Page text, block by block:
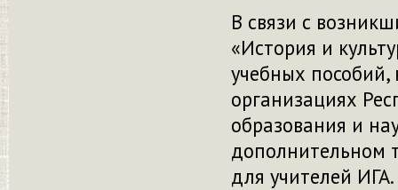
В связи с
«История и
учебных пособий,
организациях
образования и
дополнительном
для учителей ИГА.